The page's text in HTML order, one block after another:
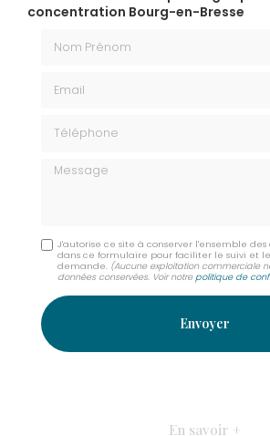
concentration Bourg-en-Bresse
Message
J'autorise ce site à conserver l'ensemble des
dans ce formulaire pour faciliter le suivi et
demande. (Aucune exploitation commerciale
données conservées. Voir notre politique de
En savoir +